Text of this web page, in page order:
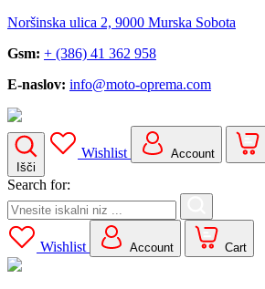
Noršinska ulica 2, 9000 Murska Sobota
Gsm: + (386) 41 362 958
E-naslov: info@moto-oprema.com
Išči
Wishlist Account
Search for:
Wishlist Account Cart